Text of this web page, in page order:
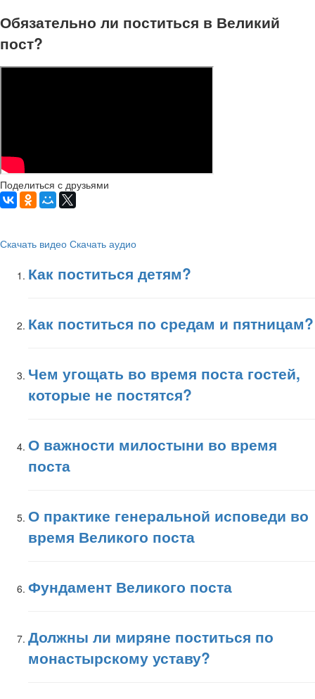
Обязательно ли поститься в Великий
пост?
Поделиться с друзьями
Скачать видео Скачать аудио
Как поститься детям?
Как поститься по средам и пятницам?
Чем угощать во время поста гостей,
которые не постятся?
О важности милостыни во время
поста
О практике генеральной исповеди во
время Великого поста
Фундамент Великого поста
Должны ли миряне поститься по
монастырскому уставу?